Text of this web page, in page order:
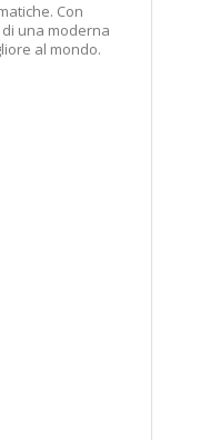
Con
una moderna
al mondo.